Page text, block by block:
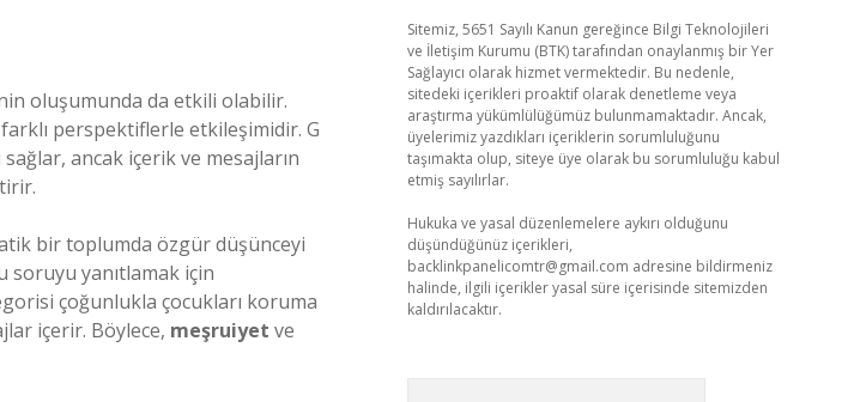
oluşumunda da etkili olabilir.
perspektiflerle etkileşimidir. G
ancak içerik ve mesajların
bir toplumda özgür düşünceyi
soruyu yanıtlamak için
çoğunlukla çocukları koruma
içerir. Böylece, meşruiyet ve
Sitemiz, 5651 Sayılı Kanun gereğince Bilgi Teknolojileri
ve İletişim Kurumu (BTK) tarafından onaylanmış bir Yer
Sağlayıcı olarak hizmet vermektedir. Bu nedenle,
sitedeki içerikleri proaktif olarak denetleme veya
araştırma yükümlülüğümüz bulunmamaktadır. Ancak,
üyelerimiz yazdıkları içeriklerin sorumluluğunu
taşımakta olup, siteye üye olarak bu sorumluluğu kabul
etmiş sayılırlar.
Hukuka ve yasal düzenlemelere aykırı olduğunu
düşündüğünüz içerikleri,
backlinkpanelicomtr@gmail.com adresine bildirmeniz
halinde, ilgili içerikler yasal süre içerisinde sitemizden
kaldırılacaktır.